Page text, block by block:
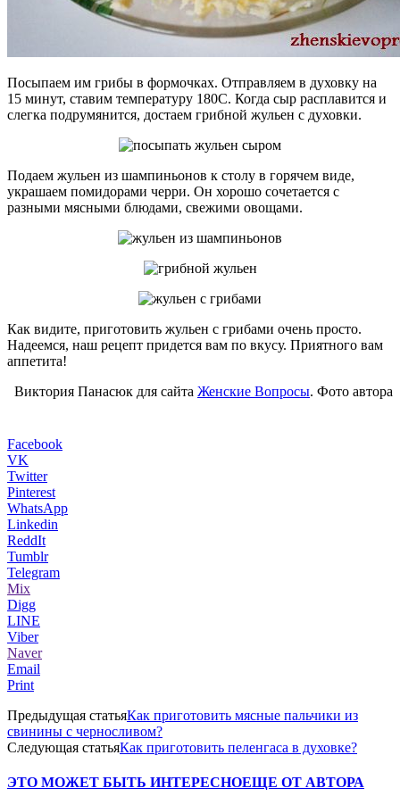
Посыпаем им грибы в формочках. Отправляем в духовку на
15 минут, ставим температуру 180С. Когда сыр расплавится и
слегка подрумянится, достаем грибной жульен с духовки.
Подаем жульен из шампиньонов к столу в горячем виде,
украшаем помидорами черри. Он хорошо сочетается с
разными мясными блюдами, свежими овощами.
Как видите, приготовить жульен с грибами очень просто.
Надеемся, наш рецепт придется вам по вкусу. Приятного вам
аппетита!
Виктория Панасюк для сайта Женские Вопросы. Фото автора
Facebook
VK
Twitter
Pinterest
WhatsApp
Linkedin
ReddIt
Tumblr
Telegram
Mix
Digg
LINE
Viber
Naver
Email
Print
Предыдущая статьяКак приготовить мясные пальчики из
свинины с черносливом?
Следующая статьяКак приготовить пеленгаса в духовке?
ЭТО МОЖЕТ БЫТЬ ИНТЕРЕСНОЕЩЕ ОТ АВТОРА